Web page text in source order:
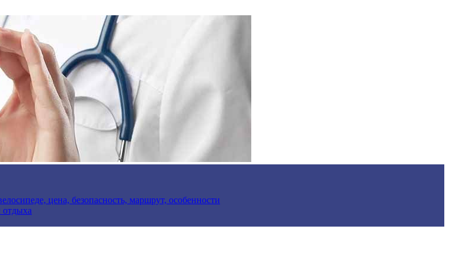
цена, безопасность, маршрут, особенности
отдыха